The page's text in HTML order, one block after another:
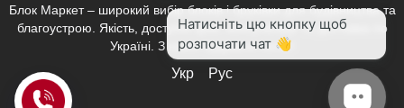
Блок Маркет – широкий вибір блоків і бруківки для будівництва та
благоустрою. Якість, доступні ціни, консультації та доставка по
Україні. З нами будувати легко!
Укр Рус